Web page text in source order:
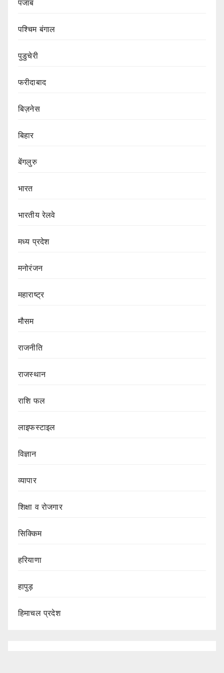
पंजाब
पश्चिम बंगाल
पुडुचेरी
फरीदाबाद
बिज़नेस
बिहार
बेंगलुरु
भारत
भारतीय रेलवे
मध्य प्रदेश
मनोरंजन
महाराष्ट्र
मौसम
राजनीति
राजस्थान
राशि फल
लाइफस्टाइल
विज्ञान
व्यापार
शिक्षा व रोजगार
सिक्किम
हरियाणा
हापुड़
हिमाचल प्रदेश